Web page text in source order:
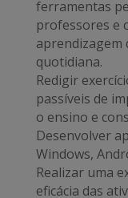
ferramentas
professores e
aprendizagem
quotidiana.
Redigir
passíveis de
o ensino e
Desenvolver
Windows,
Realizar uma
eficácia das